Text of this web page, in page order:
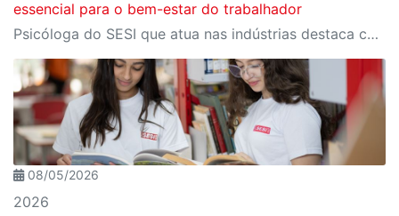
essencial para o bem-estar do trabalhador
Psicóloga do SESI que atua nas indústrias destaca como o lazer de qualidade e o tempo em família impactam diretamente a saúde emocional e o rendimento do trabalhador
08/05/2026
2026